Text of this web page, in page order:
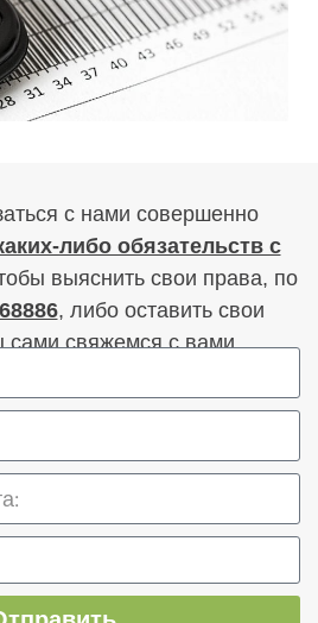
с нами совершенно
либо обязательств с
выяснить свои права, по
, либо оставить свои
свяжемся с вами